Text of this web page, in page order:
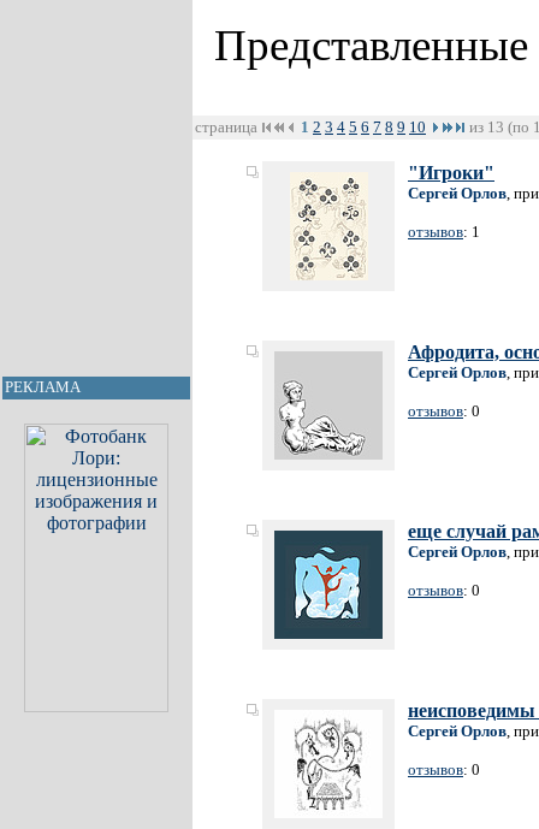
РЕКЛАМА
страница 1 2 3 4 5 6 7 8 9 10 из 13 (по
"Игроки"
Сергей Орлов,
отзывов: 1
Афродита,
Сергей Орлов,
отзывов: 0
еще случай
Сергей Орлов,
отзывов: 0
неисповедимы
Сергей Орлов,
отзывов: 0